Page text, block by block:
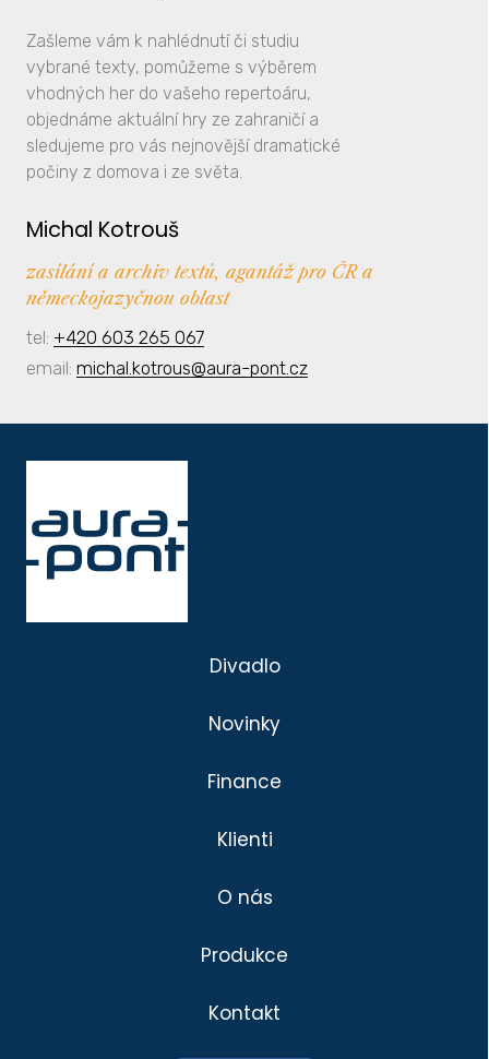
Divadlo
Zašleme vám k nahlédnutí či studiu
vybrané texty, pomůžeme s výběrem
vhodných her do vašeho repertoáru,
objednáme aktuální hry ze zahraničí a
sledujeme pro vás nejnovější dramatické
počiny z domova i ze světa.
Michal Kotrouš
zasílání a archiv textů, agantáž pro ČR a
německojazyčnou oblast
tel: +420 603 265 067
email: michal.kotrous@aura-pont.cz
Divadlo
Novinky
Finance
Klienti
O nás
Produkce
Kontakt